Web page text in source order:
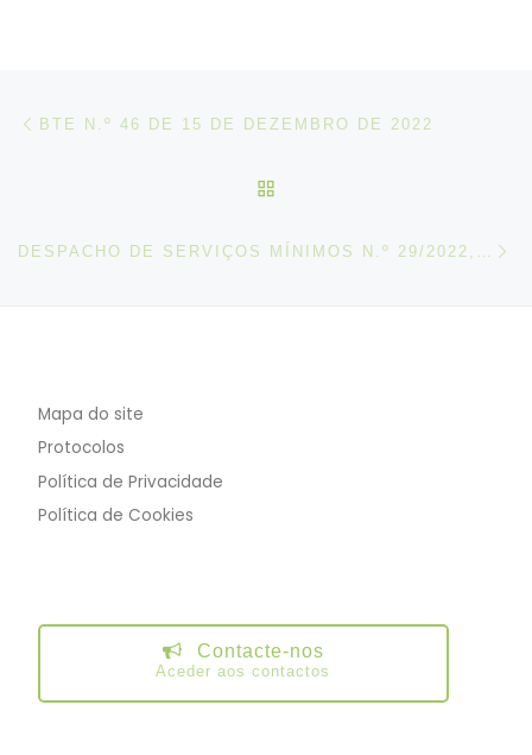
Post navigation
BTE N.º 46 DE 15 DE DEZEMBRO DE 2022
Mapa do site
Protocolos
Política de Privacidade
Política de Cookies
Contacte-nos
Aceder aos contactos